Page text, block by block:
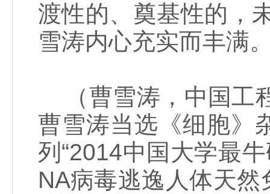
渡性的、奠基性的，
雪涛内心充实而丰满
（曹雪涛，中国工
曹雪涛当选《细胞》
列“2014中国大学最
NA病毒逃逸人体天